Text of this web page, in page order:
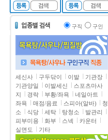
구직 구인
세신사 구두닦이 이발
기관장
기관양일
이발세신
스포츠마사
지
경락 부황/좌욕
네일아트
좌욕
매점/음료 스피아(알바)
청
소
식당 세탁 탕청소
발관리
피부미용
화부 스넥
카운터
실면도
기타